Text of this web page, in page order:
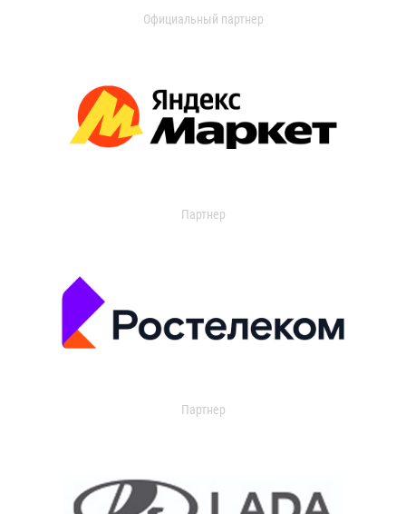
Официальный партнер
Партнер
Партнер